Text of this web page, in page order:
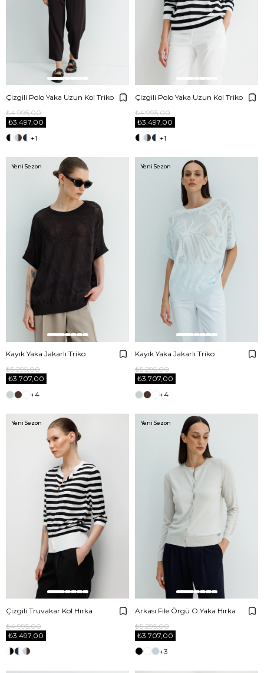
Çizgili Polo Yaka Uzun Kol Triko
₺3.497,00
₺4.995,00
+1
Çizgili Polo Yaka Uzun Kol Triko
₺3.497,00
₺4.995,00
+1
Kayık Yaka Jakarlı Triko
₺3.707,00
₺5.295,00
+4
Yeni Sezon
Kayık Yaka Jakarlı Triko
₺3.707,00
₺5.295,00
+4
Yeni Sezon
Çizgili Truvakar Kol Hırka
₺3.497,00
₺4.995,00
Yeni Sezon
Arkası File Örgü O Yaka Hırka
₺3.707,00
₺5.295,00
+3
Yeni Sezon